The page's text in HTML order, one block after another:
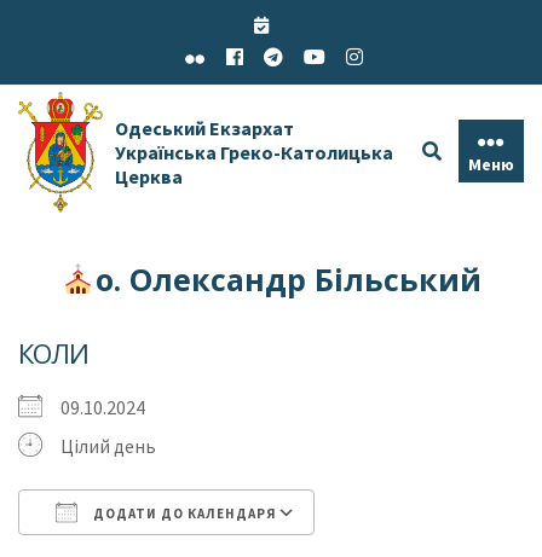
Одеський Екзархат
Українська Греко-Католицька
Церква
Меню
о. Олександр Більський
КОЛИ
09.10.2024
Цілий день
ДОДАТИ ДО КАЛЕНДАРЯ